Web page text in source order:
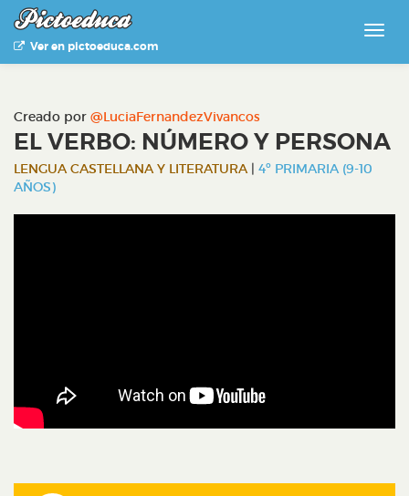
Ver en pictoeduca.com
Creado por @LuciaFernandezVivancos
EL VERBO: NÚMERO Y PERSONA
LENGUA CASTELLANA Y LITERATURA| 4º PRIMARIA (9-10
AÑOS)